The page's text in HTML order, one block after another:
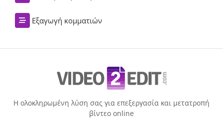
Εξαγωγή κομματιών
Η ολοκληρωμένη λύση σας για επεξεργασία και μετατροπή
βίντεο online